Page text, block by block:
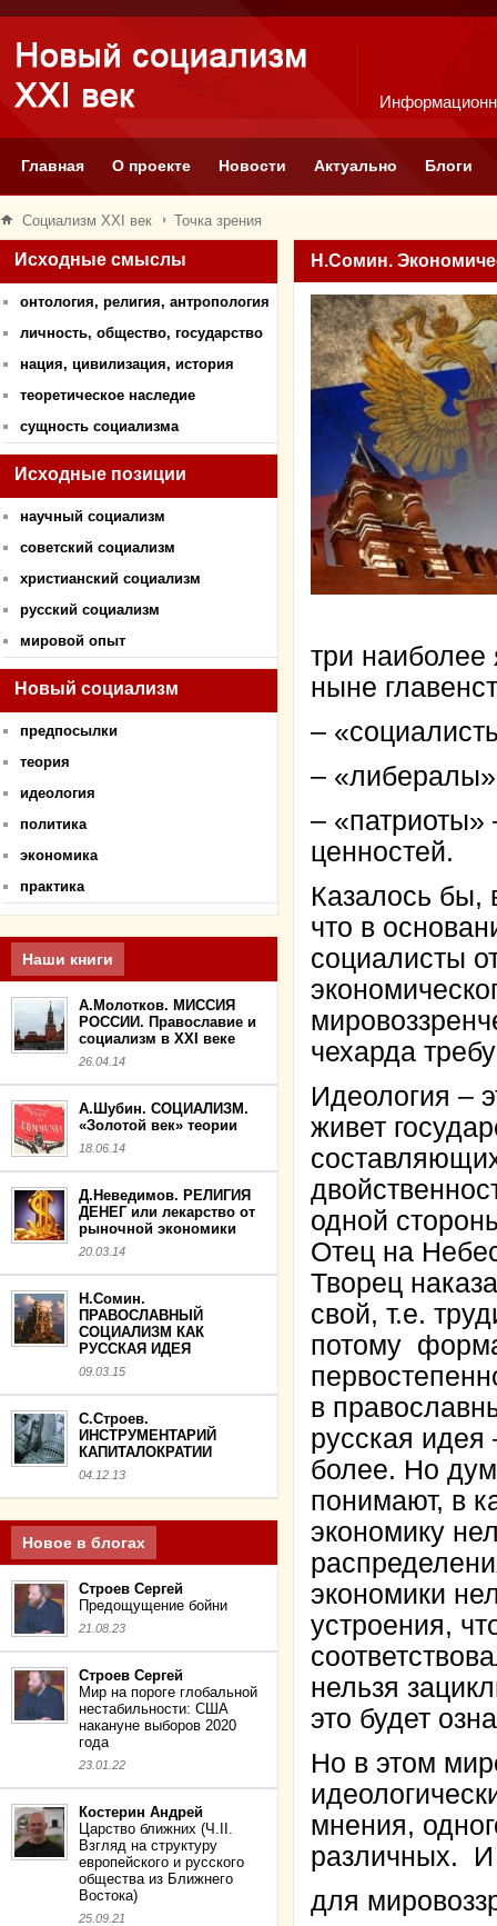
Главная О проекте Новости Актуально Блоги
Социализм XXI век Точка зрения
Исходные смыслы
онтология, религия, антропология
личность, общество, государство
нация, цивилизация, история
теоретическое наследие
сущность социализма
Исходные позиции
научный социализм
советский социализм
христианский социализм
русский социализм
мировой опыт
Новый социализм
предпосылки
теория
идеология
политика
экономика
практика
Наши книги
А.Молотков. МИССИЯ
РОССИИ. Православие и
социализм в XXI веке
26.04.14
А.Шубин. СОЦИАЛИЗМ.
«Золотой век» теории
18.06.14
Д.Неведимов. РЕЛИГИЯ
ДЕНЕГ или лекарство от
рыночной экономики
20.03.14
Н.Сомин.
ПРАВОСЛАВНЫЙ
СОЦИАЛИЗМ КАК
РУССКАЯ ИДЕЯ
09.03.15
С.Строев.
ИНСТРУМЕНТАРИЙ
КАПИТАЛОКРАТИИ
04.12.13
Новое в блогах
Строев Сергей
Предощущение бойни
21.08.23
Строев Сергей
Мир на пороге глобальной
нестабильности: США
накануне выборов 2020
года
23.01.22
Костерин Андрей
Царство ближних (Ч.II.
Взгляд на структуру
европейского и русского
общества из Ближнего
Востока)
25.09.21
Н.Сомин.
три наиболее
ныне
–
– «либералы»
–
ценностей.
Казалось бы,
что в
социалисты
чехарда
Идеология –
живет
одной
Отец на
Творец
свой, т.е.
потому
в
русская идея
более. Но
понимают, в
экономику
экономики
устроения,
нельзя
это будет
Но в этом
мнения,
различных. И
для